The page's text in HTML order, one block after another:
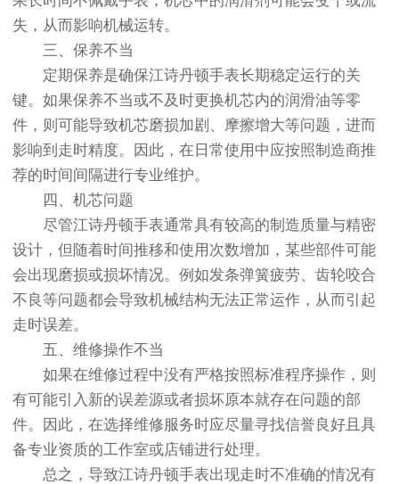
失，从而影响机械运转。
三、保养不当
定期保养是确保江诗丹顿手表长期稳定运行的关
键。如果保养不当或不及时更换机芯内的润滑油等零
件，则可能导致机芯磨损加剧、摩擦增大等问题，进而
影响到走时精度。因此，在日常使用中应按照制造商推
荐的时间间隔进行专业维护。
四、机芯问题
尽管江诗丹顿手表通常具有较高的制造质量与精密
设计，但随着时间推移和使用次数增加，某些部件可能
会出现磨损或损坏情况。例如发条弹簧疲劳、齿轮咬合
不良等问题都会导致机械结构无法正常运作，从而引起
走时误差。
五、维修操作不当
如果在维修过程中没有严格按照标准程序操作，则
有可能引入新的误差源或者损坏原本就存在问题的部
件。因此，在选择维修服务时应尽量寻找信誉良好且具
备专业资质的工作室或店铺进行处理。
总之，导致江诗丹顿手表出现走时不准确的情况有